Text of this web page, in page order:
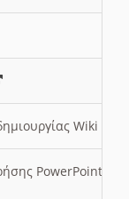
Wiki
PowerPoint